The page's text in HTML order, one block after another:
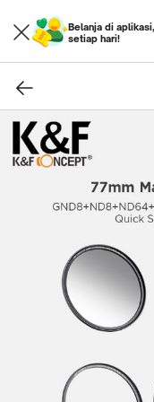
Belanja di
setiap hari!